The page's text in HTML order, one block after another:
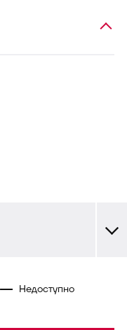
Недоступно